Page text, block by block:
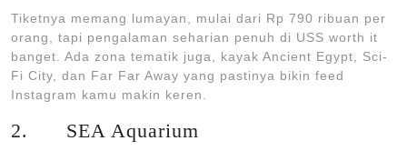
Tiketnya memang lumayan, mulai dari Rp 790 ribuan per
orang, tapi pengalaman seharian penuh di USS worth it
banget. Ada zona tematik juga, kayak Ancient Egypt, Sci-
Fi City, dan Far Far Away yang pastinya bikin feed
Instagram kamu makin keren.
2. SEA Aquarium